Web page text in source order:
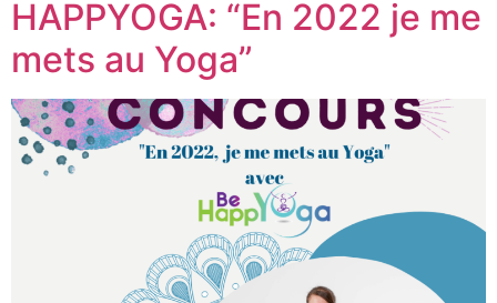
HAPPYOGA: “En 2022 je me
mets au Yoga”